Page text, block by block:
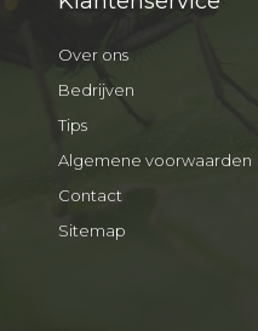
Over ons
Bedrijven
Tips
Algemene voorwaarden
Contact
Sitemap